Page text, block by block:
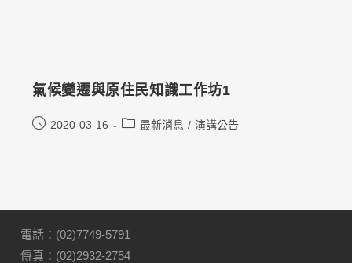
氣候變遷與原住民知識工作坊1
2020-03-16 最新消息 / 演講公告
電話：(02)7749-5791
傳真：(02)2932-2754